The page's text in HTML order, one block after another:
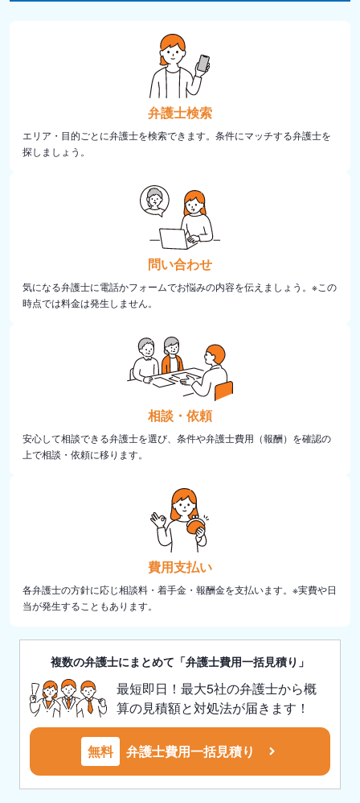
弁護士検索
エリア・目的ごとに弁護士を検索できます。条件にマッチする弁護士を
探しましょう。
問い合わせ
気になる弁護士に電話かフォームでお悩みの内容を伝えましょう。※この
時点では料金は発生しません。
相談・依頼
安心して相談できる弁護士を選び、条件や弁護士費用（報酬）を確認の
上で相談・依頼に移ります。
費用支払い
各弁護士の方針に応じ相談料・着手金・報酬金を支払います。※実費や日
当が発生することもあります。
複数の弁護士にまとめて「弁護士費用一括見積り」
最短即日！最大5社の弁護士から概
算の見積額と対処法が届きます！
無料 弁護士費用一括見積り